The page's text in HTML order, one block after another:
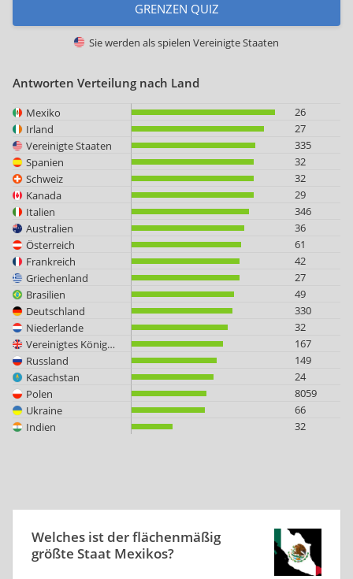
GRENZEN QUIZ
Sie werden als spielen Vereinigte Staaten
Antworten Verteilung nach Land
Mexiko
26
Irland
27
Vereinigte Staaten
335
Spanien
32
Schweiz
32
Kanada
29
Italien
346
Australien
36
Österreich
61
Frankreich
42
Griechenland
27
Brasilien
49
Deutschland
330
Niederlande
32
Vereinigtes Königreich
167
Russland
149
Kasachstan
24
Polen
8059
Ukraine
66
Indien
32
Welches ist der flächenmäßig
größte Staat Mexikos?